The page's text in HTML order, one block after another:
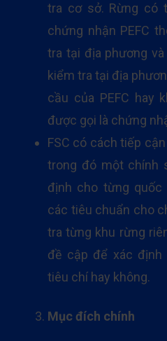
tra cơ sở. Rừng có
chứng nhận PEFC
tra tại địa phương
kiểm tra tại địa
cầu của PEFC hay
được gọi là chứng
FSC có cách tiếp
trong đó một chính
định cho từng quốc
các tiêu chuẩn cho
tra từng khu rừng
đề cập để xác
tiêu chí hay không.
Mục đích chính